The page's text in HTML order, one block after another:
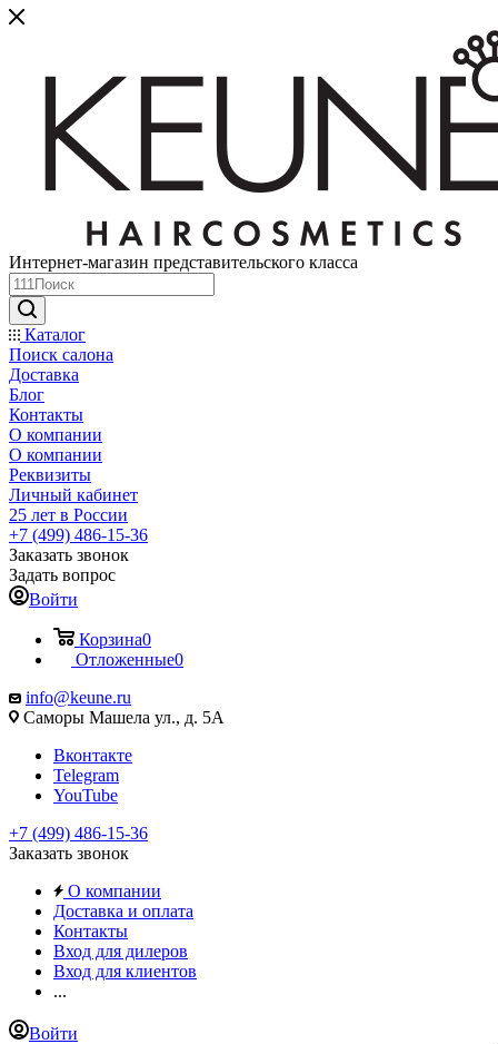
Интернет-магазин представительского класса
Каталог
Поиск салона
Доставка
Блог
Контакты
О компании
О компании
Реквизиты
Личный кабинет
25 лет в России
+7 (499) 486-15-36
Заказать звонок
Задать вопрос
Войти
Корзина0
Отложенные0
info@keune.ru
Саморы Машела ул., д. 5А
Вконтакте
Telegram
YouTube
+7 (499) 486-15-36
Заказать звонок
О компании
Доставка и оплата
Контакты
Вход для дилеров
Вход для клиентов
...
Войти